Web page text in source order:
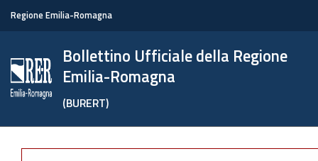
Regione Emilia-Romagna
Bollettino Ufficiale della Regione
Emilia-Romagna
(BURERT)